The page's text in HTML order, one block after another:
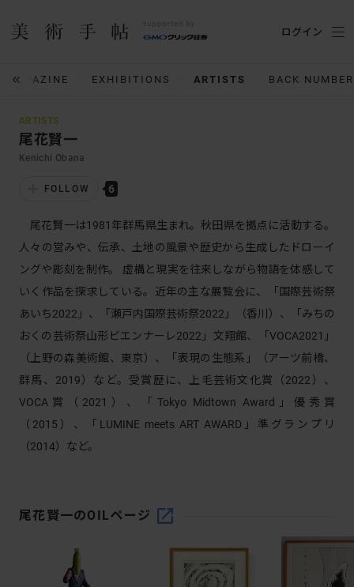
MAGAZINE EXHIBITIONS ARTISTS BACK NUMBER
ログイン
ARTISTS
尾花賢一
Kenichi Obana
FOLLOW 6
尾花賢一は1981年群馬県生まれ。秋田県を拠点に活動する。
人々の営みや、伝承、土地の風景や歴史から生成したドローイ
ングや彫刻を制作。 虚構と現実を往来しながら物語を体感して
いく作品を探求している。近年の主な展覧会に、「国際芸術祭
あいち2022」、「瀬戸内国際芸術祭2022」（香川）、「みちの
おくの芸術祭山形ビエンナーレ2022」文翔館、「VOCA2021」
（上野の森美術館、東京）、「表現の生態系」（アーツ前橋、
群馬、2019）など。受賞歴に、上毛芸術文化賞（2022）、
VOCA賞（2021）、「Tokyo Midtown Award」優秀賞
（2015）、「LUMINE meets ART AWARD」準グランプリ
（2014）など。
尾花賢一のOILページ